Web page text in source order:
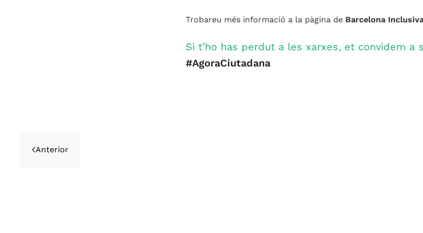
Trobareu més informació a la pàgina de Barcelona
Si t’ho has perdut a les xarxes, et convidem
#AgoraCiutadana
Anterior